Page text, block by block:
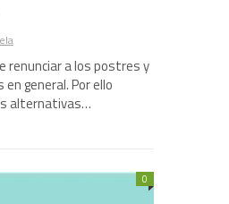
renunciar a los postres y
general. Por ello
alternativas…
0